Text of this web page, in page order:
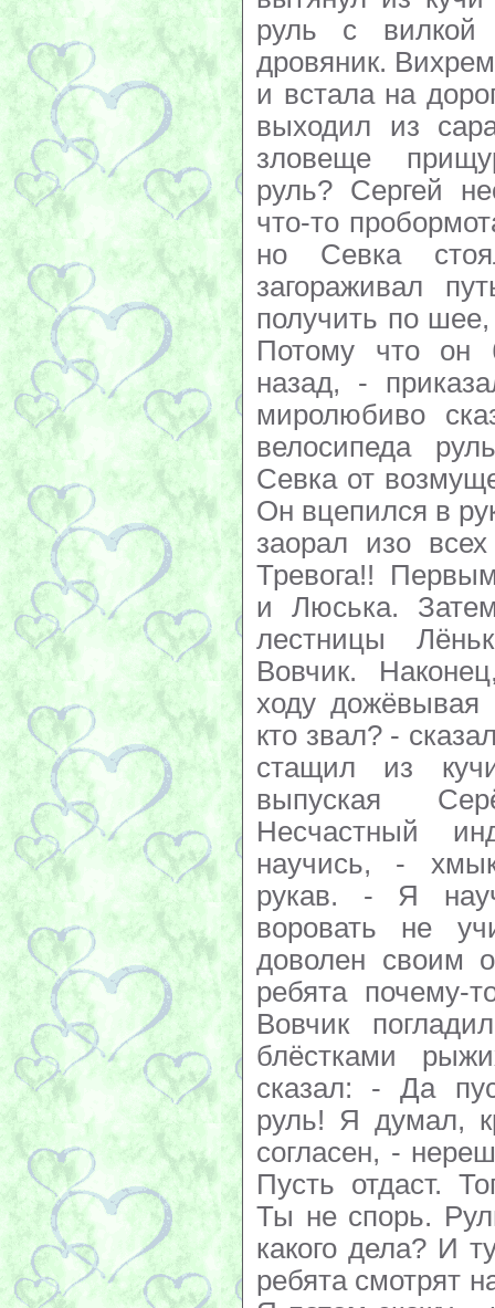
руль с
дровяник.
и встала на
выходил из
зловеще
руль? Сергей
что-то
но Севка
загораживал
получить по
Потому что он
назад, -
миролюбиво
велосипеда
Севка от
Он вцепился в
заорал изо
Тревога!!
и Люська.
лестницы
Вовчик.
ходу дожёвывая
кто звал? -
стащил из
выпуская
Несчастный
научись, -
рукав. - Я
воровать не
доволен своим
ребята почему-
Вовчик
блёстками
сказал: - Да
руль! Я думал,
согласен, -
Пусть отдаст.
Ты не спорь.
какого дела? И
ребята смотрят